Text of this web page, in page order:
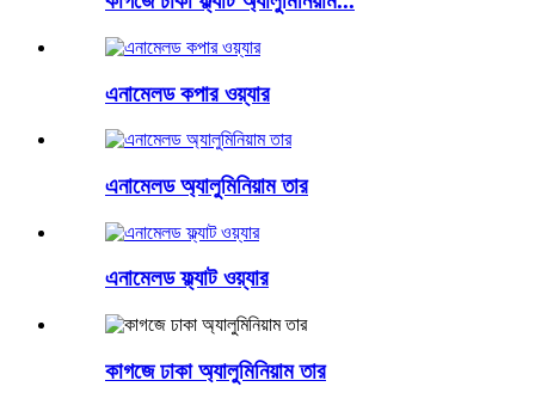
এনামেলড কপার ওয়্যার
এনামেলড অ্যালুমিনিয়াম তার
এনামেলড ফ্ল্যাট ওয়্যার
কাগজে ঢাকা অ্যালুমিনিয়াম তার